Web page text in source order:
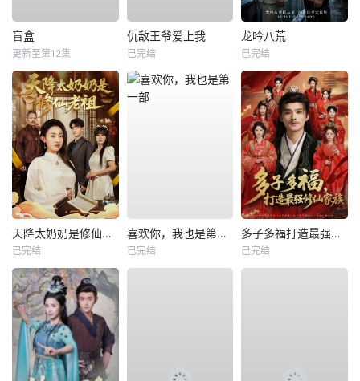
盲盒
更新至第12集
仇敌王爷爱上我
已完结
龙吟八荒
已完结
天降太奶奶是修仙老祖
已完结
喜欢你，我也是第一部
已完结
多子多福打造最强修仙家族
已完结